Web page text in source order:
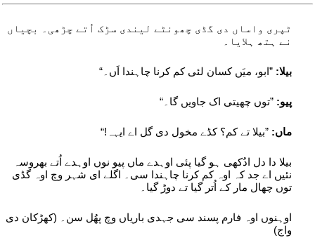
ٹپری واساں دی گڈی چھونٹے لیندی سڑک اُتے چڑھی۔ بچیاں
نے ہتھ ہلایا۔
بیلا: ”ابو، میَں کسان لئی کم کرنا چاہندا اَں۔“
پیو: ”توں چھیتی اک جاویں گا۔“
ماں: ”بیلا تے کم؟ کڈے مخول دی گل اے ایہہ!“
بیلا دا دل ادُکھی ہو گیا پئی اوہدے ماں پیو نوں اوہدے اُتے بھروسہ
نئیں اے جد کہ اوہ کم کرنا چاہندا سی۔ اگلے ای شہر وچ اوہ گڈی
توں چھال مار کے اُتر گیا تے دوڑ گیا۔
اوہنوں اوہ فارم پسند سی جہدی باریاں وچ پھُل سن۔ (کھڑکان دی
واج)